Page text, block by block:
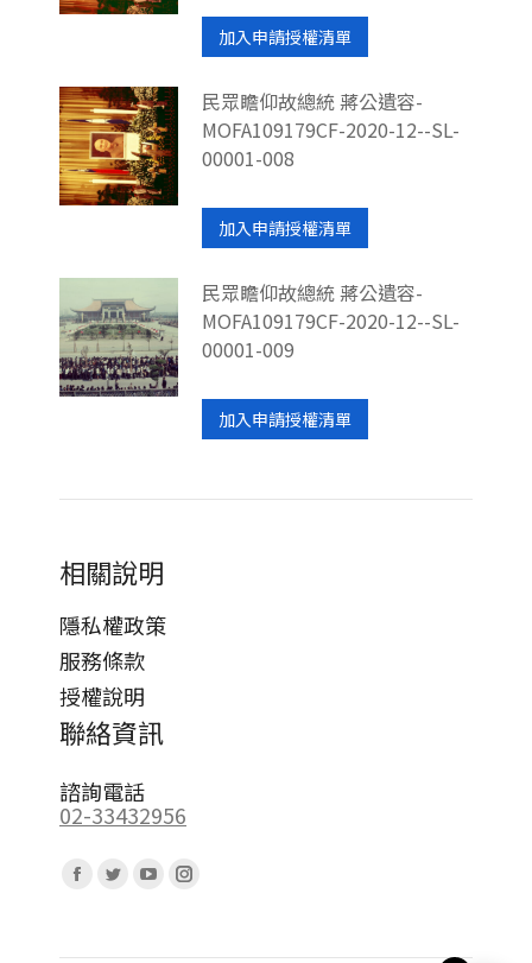
加入申請授權清單
民眾瞻仰故總統 蔣公遺容-
MOFA109179CF-2020-12--SL-
00001-008
加入申請授權清單
民眾瞻仰故總統 蔣公遺容-
MOFA109179CF-2020-12--SL-
00001-009
加入申請授權清單
相關說明
隱私權政策
服務條款
授權說明
聯絡資訊
諮詢電話
02-33432956
Facebook
opens
Twitter
opens
YouTube
opens
Instagram
opens